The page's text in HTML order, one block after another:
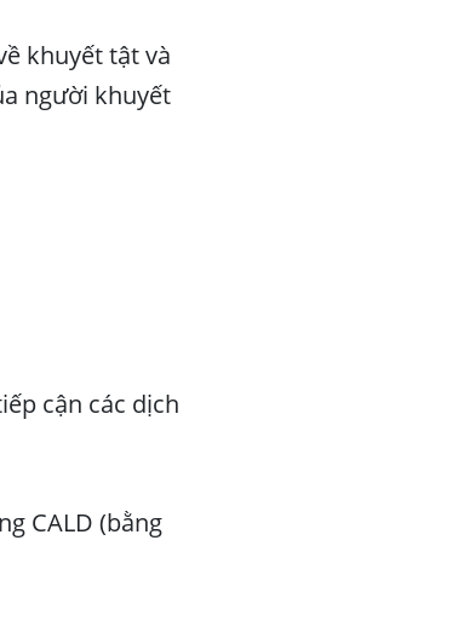
khuyết tật và
người khuyết
cận các dịch
CALD (bằng